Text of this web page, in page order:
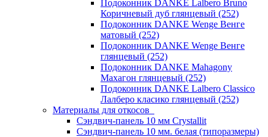
Подоконник DANKE Lalbero Bruno
Коричневый дуб глянцевый (252)
Подоконник DANKE Wenge Венге
матовый (252)
Подоконник DANKE Wenge Венге
глянцевый (252)
Подоконник DANKE Mahagony
Махагон глянцевый (252)
Подоконник DANKE Lalbero Classico
Лалберо класико глянцевый (252)
Материалы для откосов
Сэндвич-панель 10 мм Crystallit
Сэндвич-панель 10 мм. белая (типоразмеры)